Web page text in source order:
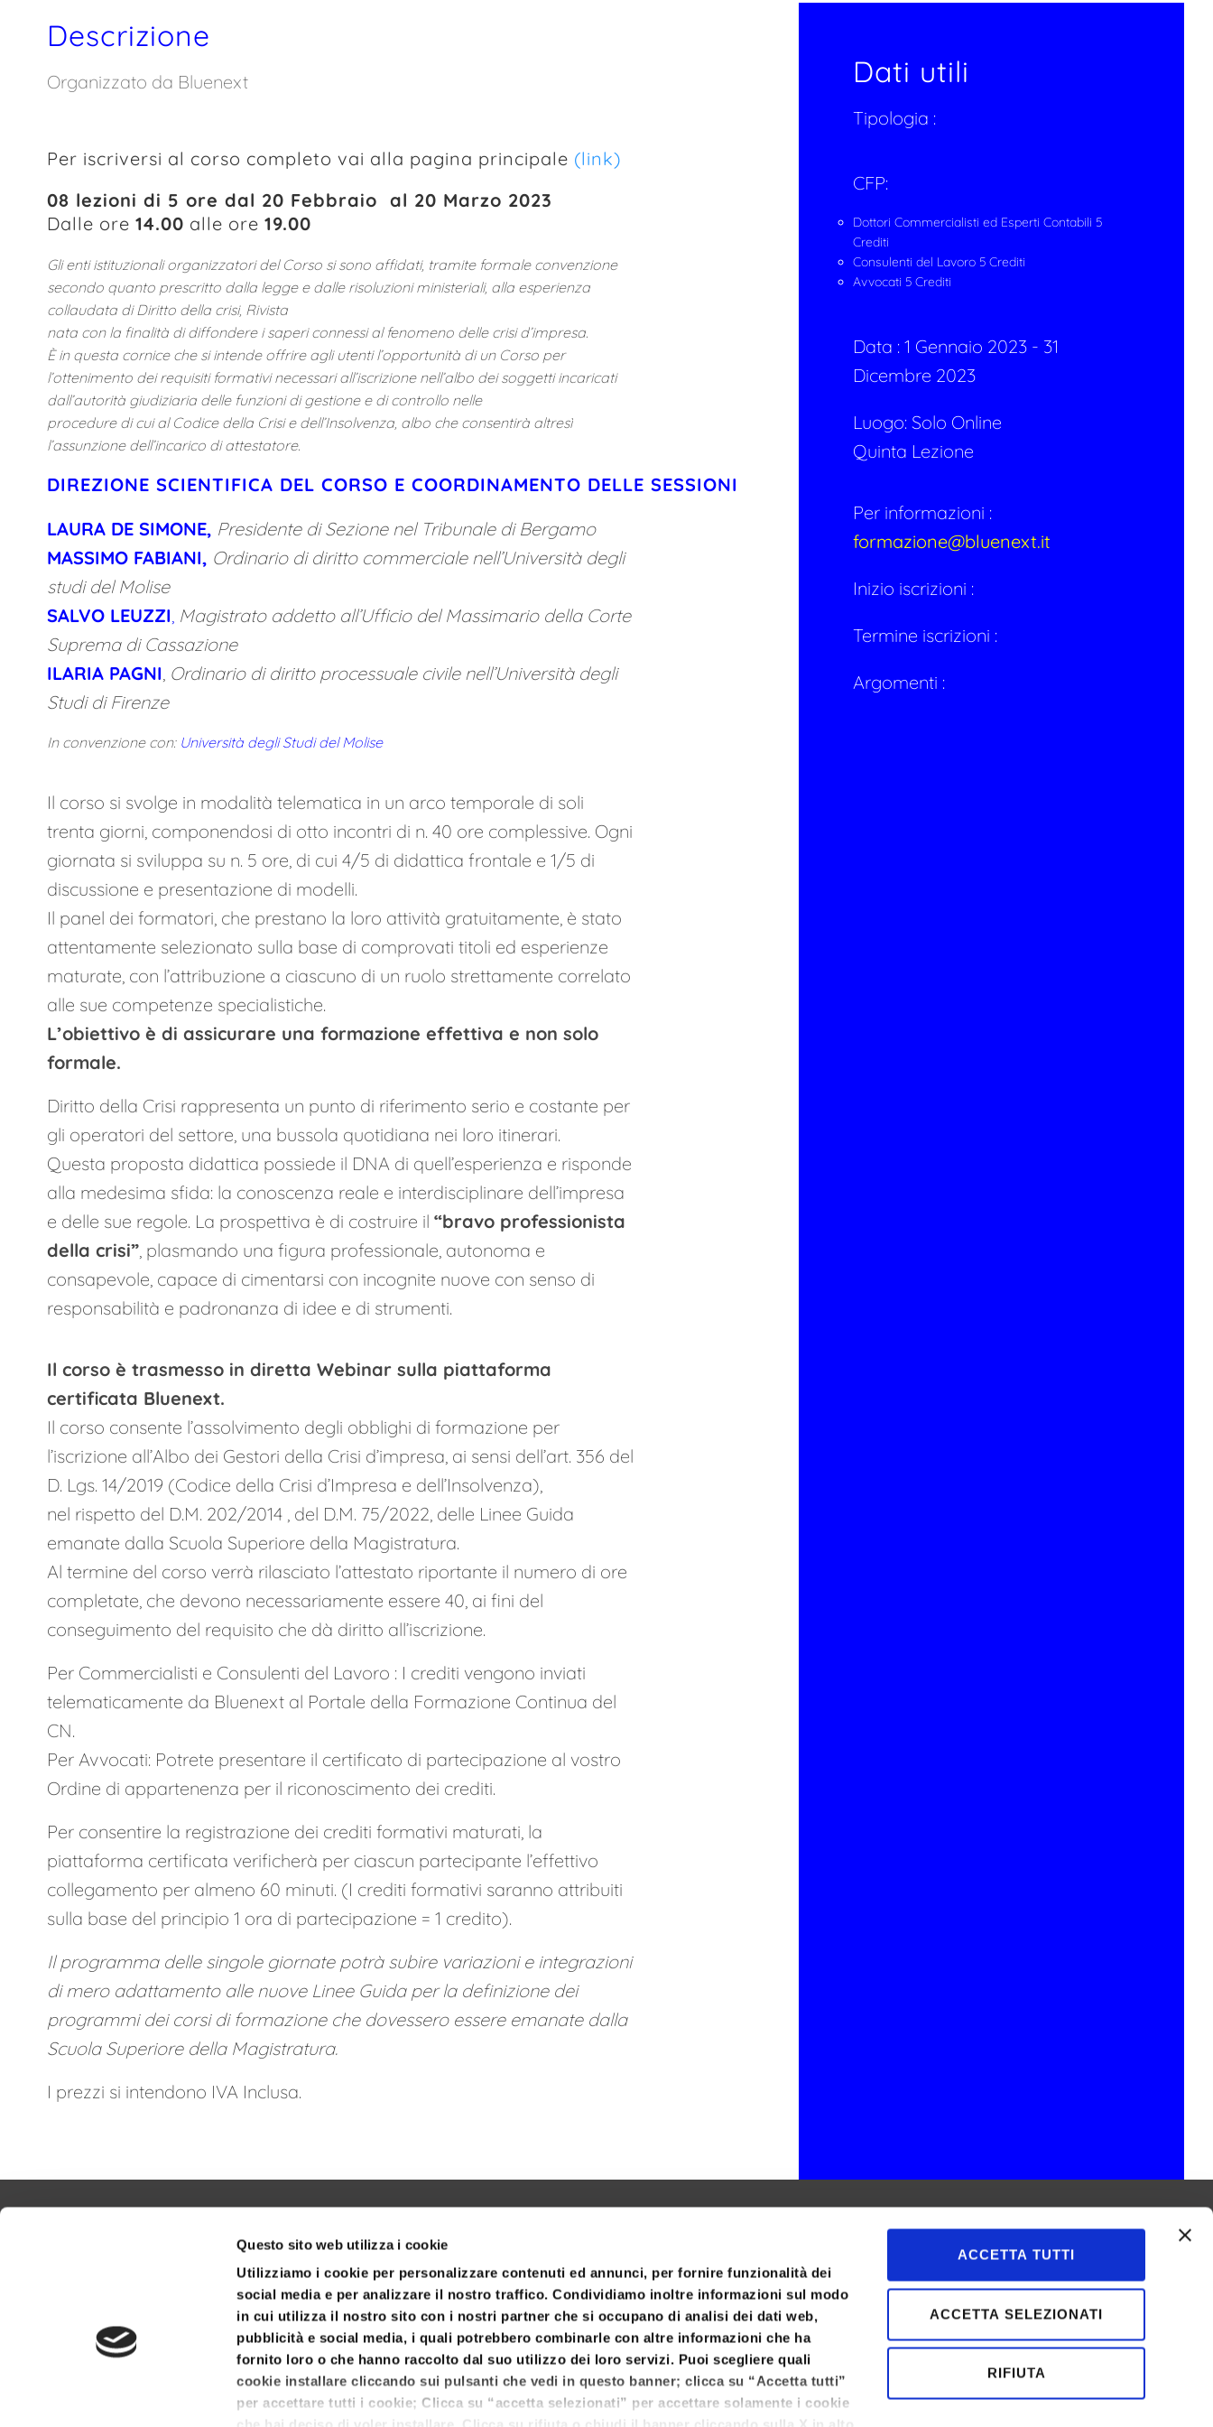
Questo sito web utilizza i cookie
Utilizziamo i cookie per personalizzare contenuti ed annunci, per fornire funzionalità dei
social media e per analizzare il nostro traffico. Condividiamo inoltre informazioni sul modo
in cui utilizza il nostro sito con i nostri partner che si occupano di analisi dei dati web,
pubblicità e social media, i quali potrebbero combinarle con altre informazioni che ha
fornito loro o che hanno raccolto dal suo utilizzo dei loro servizi. Puoi scegliere quali
cookie installare cliccando sui pulsanti che vedi in questo banner; clicca su “Accetta tutti”
per accettare tutti i cookie; Clicca su “accetta selezionati” per accettare solamente i cookie
ACCETTA TUTTI
ACCETTA SELEZIONATI
RIFIUTA
Descrizione
Organizzato da Bluenext
Per iscriversi al corso completo vai alla pagina principale (link)
08 lezioni di 5 ore dal 20 Febbraio al 20 Marzo 2023
Dalle ore 14.00 alle ore 19.00
Gli enti istituzionali organizzatori del Corso si sono affidati, tramite formale convenzione
secondo quanto prescritto dalla legge e dalle risoluzioni ministeriali, alla esperienza
collaudata di Diritto della crisi, Rivista
nata con la finalità di diffondere i saperi connessi al fenomeno delle crisi d’impresa.
È in questa cornice che si intende offrire agli utenti l’opportunità di un Corso per
l’ottenimento dei requisiti formativi necessari all’iscrizione nell’albo dei soggetti incaricati
dall’autorità giudiziaria delle funzioni di gestione e di controllo nelle
procedure di cui al Codice della Crisi e dell’Insolvenza, albo che consentirà altresì
l’assunzione dell’incarico di attestatore.
DIREZIONE SCIENTIFICA DEL CORSO E COORDINAMENTO DELLE SESSIONI
LAURA DE SIMONE, Presidente di Sezione nel Tribunale di Bergamo
MASSIMO FABIANI, Ordinario di diritto commerciale nell’Università degli
studi del Molise
SALVO LEUZZI, Magistrato addetto all’Ufficio del Massimario della Corte
Suprema di Cassazione
ILARIA PAGNI, Ordinario di diritto processuale civile nell’Università degli
Studi di Firenze
In convenzione con: Università degli Studi del Molise
Il corso si svolge in modalità telematica in un arco temporale di soli
trenta giorni, componendosi di otto incontri di n. 40 ore complessive. Ogni
giornata si sviluppa su n. 5 ore, di cui 4/5 di didattica frontale e 1/5 di
discussione e presentazione di modelli.
Il panel dei formatori, che prestano la loro attività gratuitamente, è stato
attentamente selezionato sulla base di comprovati titoli ed esperienze
maturate, con l’attribuzione a ciascuno di un ruolo strettamente correlato
alle sue competenze specialistiche.
L’obiettivo è di assicurare una formazione effettiva e non solo
formale.
Diritto della Crisi rappresenta un punto di riferimento serio e costante per
gli operatori del settore, una bussola quotidiana nei loro itinerari.
Questa proposta didattica possiede il DNA di quell’esperienza e risponde
alla medesima sfida: la conoscenza reale e interdisciplinare dell’impresa
e delle sue regole. La prospettiva è di costruire il “bravo professionista
della crisi”, plasmando una figura professionale, autonoma e
consapevole, capace di cimentarsi con incognite nuove con senso di
responsabilità e padronanza di idee e di strumenti.
Il corso è trasmesso in diretta Webinar sulla piattaforma
certificata Bluenext.
Il corso consente l’assolvimento degli obblighi di formazione per
l’iscrizione all’Albo dei Gestori della Crisi d’impresa, ai sensi dell’art. 356 del
D. Lgs. 14/2019 (Codice della Crisi d’Impresa e dell’Insolvenza),
nel rispetto del D.M. 202/2014 , del D.M. 75/2022, delle Linee Guida
emanate dalla Scuola Superiore della Magistratura.
Al termine del corso verrà rilasciato l’attestato riportante il numero di ore
completate, che devono necessariamente essere 40, ai fini del
conseguimento del requisito che dà diritto all’iscrizione.
Per Commercialisti e Consulenti del Lavoro : I crediti vengono inviati
telematicamente da Bluenext al Portale della Formazione Continua del
CN.
Per Avvocati: Potrete presentare il certificato di partecipazione al vostro
Ordine di appartenenza per il riconoscimento dei crediti.
Per consentire la registrazione dei crediti formativi maturati, la
piattaforma certificata verificherà per ciascun partecipante l’effettivo
collegamento per almeno 60 minuti. (I crediti formativi saranno attribuiti
sulla base del principio 1 ora di partecipazione = 1 credito).
Il programma delle singole giornate potrà subire variazioni e integrazioni
di mero adattamento alle nuove Linee Guida per la definizione dei
programmi dei corsi di formazione che dovessero essere emanate dalla
Scuola Superiore della Magistratura.
I prezzi si intendono IVA Inclusa.
Dati utili
Tipologia :
CFP:
Dottori Commercialisti ed Esperti Contabili 5
Crediti
Consulenti del Lavoro 5 Crediti
Avvocati 5 Crediti
Data :1 Gennaio 2023 - 31
Dicembre 2023
Luogo: Solo Online
Quinta Lezione
Per informazioni :
formazione@bluenext.it
Inizio iscrizioni :
Termine iscrizioni :
Argomenti :